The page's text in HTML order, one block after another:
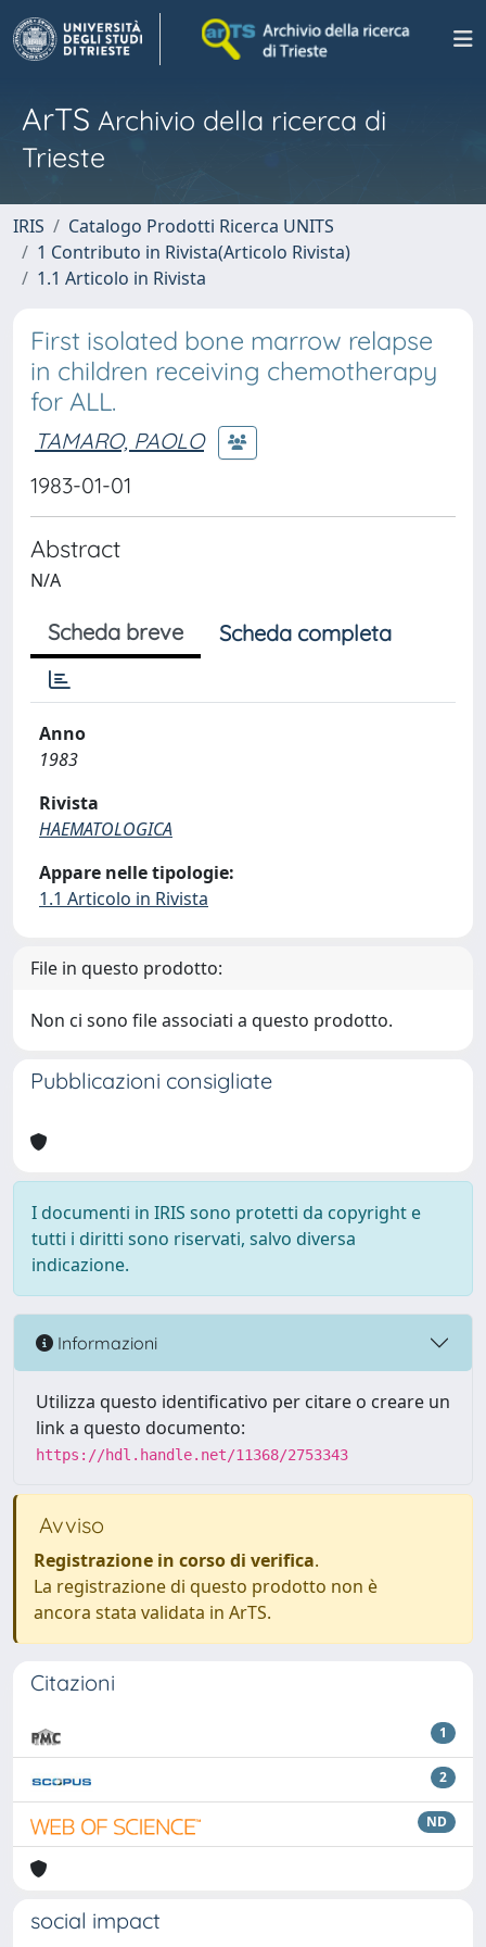
ArTS Archivio della ricerca di
Trieste
IRIS
Catalogo Prodotti Ricerca UNITS
1 Contributo in Rivista(Articolo Rivista)
1.1 Articolo in Rivista
First isolated bone marrow relapse
in children receiving chemotherapy
for ALL.
TAMARO, PAOLO
1983-01-01
Abstract
N/A
Scheda breve Scheda completa
Anno
1983
Rivista
HAEMATOLOGICA
Appare nelle tipologie:
1.1 Articolo in Rivista
File in questo prodotto:
Non ci sono file associati a questo prodotto.
Pubblicazioni consigliate
I documenti in IRIS sono protetti da copyright e
tutti i diritti sono riservati, salvo diversa
indicazione.
Informazioni
Utilizza questo identificativo per citare o creare un
link a questo documento:
https://hdl.handle.net/11368/2753343
Avviso
Registrazione in corso di verifica.
La registrazione di questo prodotto non è
ancora stata validata in ArTS.
Citazioni
1
2
ND
social impact